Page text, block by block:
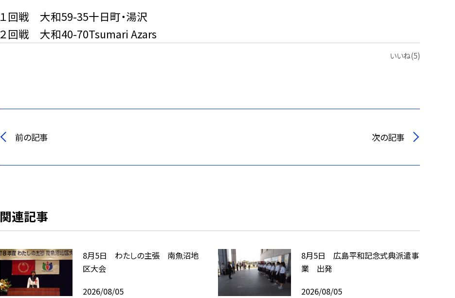
１回戦 大和59-35十日町・湯沢
２回戦 大和40-70Tsumari Azars
いいね(5)
前の記事 次の記事
関連記事
8月5日 わたしの主張 南魚沼地
区大会
2026/08/05
8月5日 広島平和記念式典派遣事
業 出発
2026/08/05